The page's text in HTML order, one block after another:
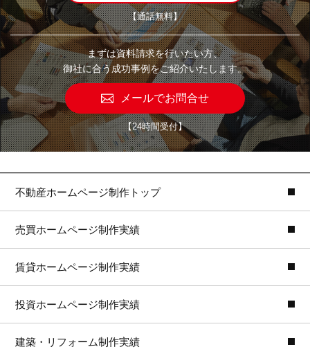
【通話無料】
まずは資料請求を行いたい方、
御社に合う成功事例をご紹介いたします。
メールでお問合せ
【24時間受付】
不動産ホームページ制作トップ
売買ホームページ制作実績
賃貸ホームページ制作実績
投資ホームページ制作実績
建築・リフォーム制作実績